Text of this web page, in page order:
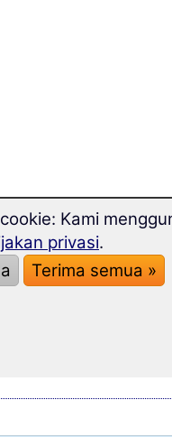
Kami
privasi.
Terima semua »